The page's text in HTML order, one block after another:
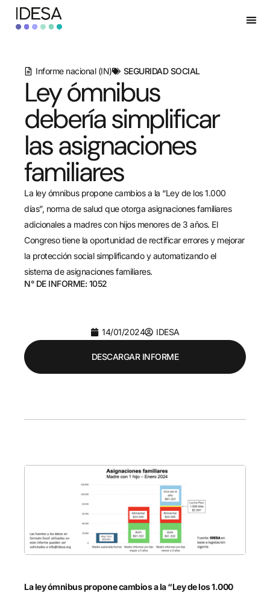
Informe nacional (IN) SEGURIDAD SOCIAL
Ley ómnibus
debería simplificar
las asignaciones
familiares
La ley ómnibus propone cambios a la “Ley de los 1.000
días”, norma de salud que otorga asignaciones familiares
adicionales a madres con hijos menores de 3 años. El
Congreso tiene la oportunidad de rectificar errores y mejorar
la protección social simplificando y automatizando el
sistema de asignaciones familiares.
N° DE INFORME: 1052
14/01/2024 IDESA
DESCARGAR INFORME
La ley ómnibus propone cambios a la “Ley de los 1.000